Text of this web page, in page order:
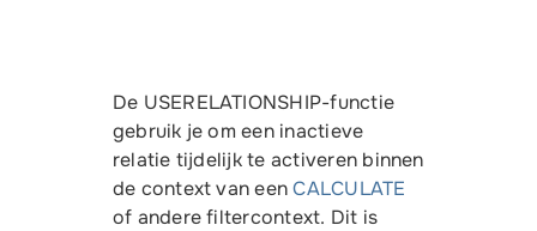
Showcases
Contact
De USERELATIONSHIP-functie
gebruik je om een inactieve
relatie tijdelijk te activeren binnen
de context van eenCALCULATE
of andere filtercontext. Dit is